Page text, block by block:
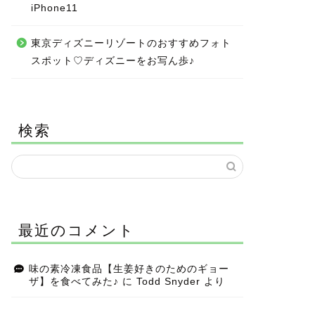
iPhone11
東京ディズニーリゾートのおすすめフォト
スポット♡ディズニーをお写ん歩♪
検索
最近のコメント
味の素冷凍食品【生姜好きのためのギョー
ザ】を食べてみた♪ に Todd Snyder より